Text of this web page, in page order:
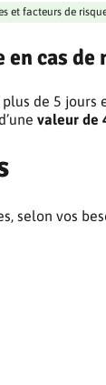
et facteurs de
cas de
de 5 jours
valeur de
selon vos